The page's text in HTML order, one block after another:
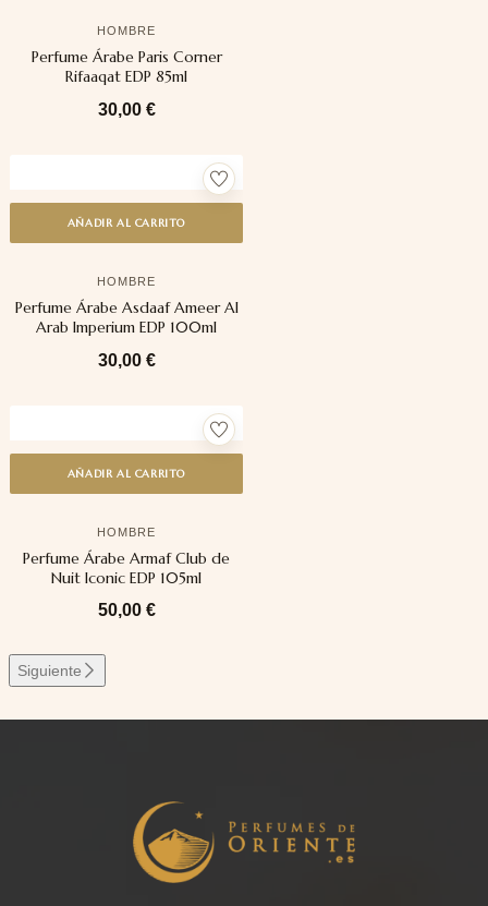
HOMBRE
Perfume Árabe Paris Corner
Rifaaqat EDP 85ml
30,00 €
AÑADIR AL CARRITO
HOMBRE
Perfume Árabe Asdaaf Ameer Al
Arab Imperium EDP 100ml
30,00 €
AÑADIR AL CARRITO
HOMBRE
Perfume Árabe Armaf Club de
Nuit Iconic EDP 105ml
50,00 €
Siguiente